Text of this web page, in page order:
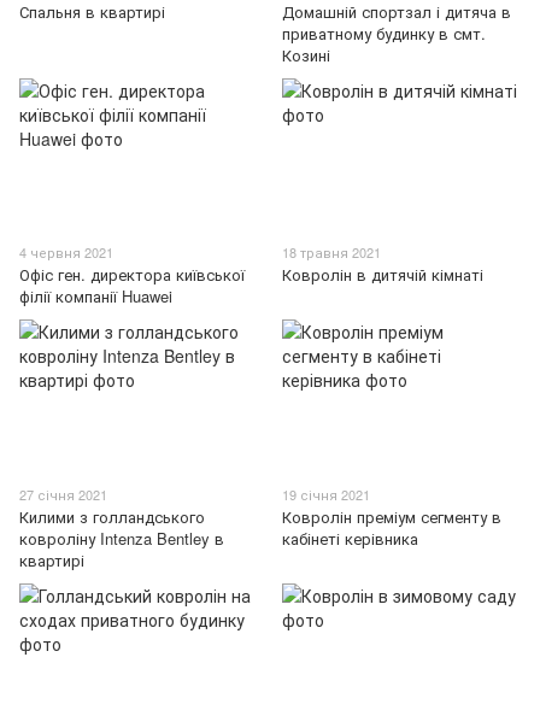
Спальня в квартирі
Домашній спортзал і дитяча в
приватному будинку в смт.
Козині
4 червня 2021
Офіс ген. директора київської
філії компанії Huawei
18 травня 2021
Ковролін в дитячій кімнаті
27 січня 2021
Килими з голландського
ковроліну Intenza Bentley в
квартирі
19 січня 2021
Ковролін преміум сегменту в
кабінеті керівника